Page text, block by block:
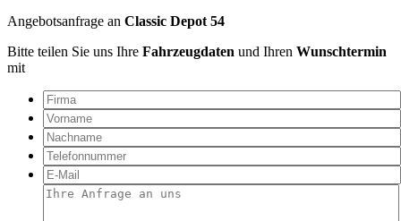
Angebotsanfrage an Classic Depot 54
Bitte teilen Sie uns Ihre Fahrzeugdaten und Ihren Wunschtermin
mit